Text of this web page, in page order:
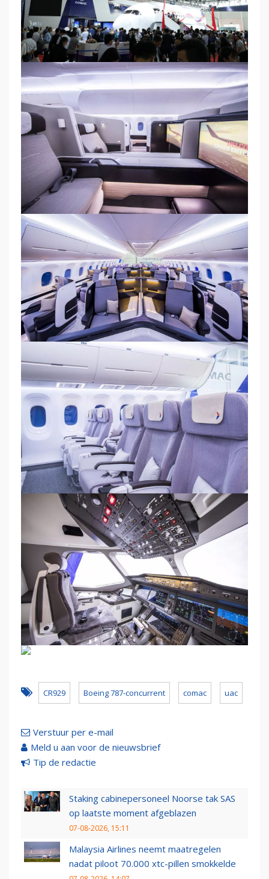
CR929 Boeing 787-concurrent comac uac
Verstuur per e-mail
Meld u aan voor de nieuwsbrief
Tip de redactie
Staking cabinepersoneel Noorse tak SAS
op laatste moment afgeblazen
07-08-2026, 15:11
Malaysia Airlines neemt maatregelen
nadat piloot 70.000 xtc-pillen smokkelde